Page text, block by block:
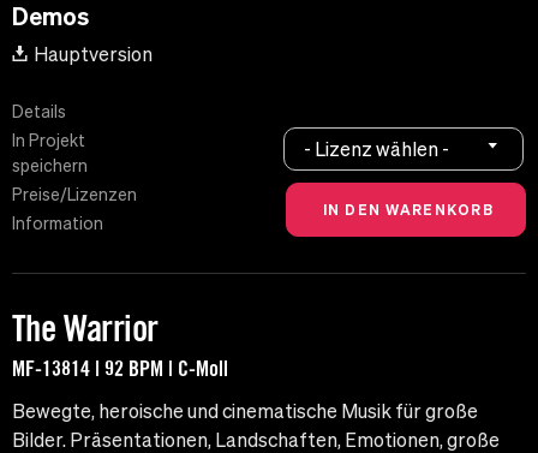
Demos
Hauptversion
Details
In Projekt
speichern
Preise/Lizenzen
Information
- Lizenz wählen -
The Warrior
MF-13814 | 92 BPM | C-Moll
Bewegte, heroische und cinematische Musik für große
Bilder. Präsentationen, Landschaften, Emotionen, große